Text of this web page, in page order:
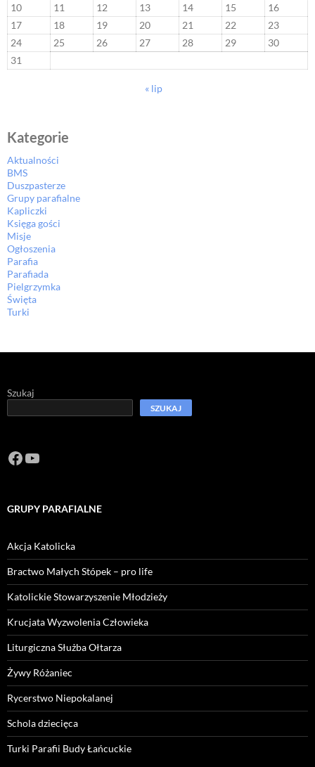
10
11 12 13 14 15
16
17
18 19 20 21 22
23
24
25 26 27 28 29
30
31
« lip
Kategorie
Aktualności
BMS
Duszpasterze
Grupy parafialne
Kapliczki
Księga gości
Misje
Ogłoszenia
Parafia
Parafiada
Pielgrzymka
Święta
Turki
Szukaj
SZUKAJ
Facebook
https://www.youtube.com/channel/
GRUPY PARAFIALNE
Akcja Katolicka
Bractwo Małych Stópek – pro life
Katolickie Stowarzyszenie Młodzieży
Krucjata Wyzwolenia Człowieka
Liturgiczna Służba Ołtarza
Żywy Różaniec
Rycerstwo Niepokalanej
Schola dziecięca
Turki Parafii Budy Łańcuckie